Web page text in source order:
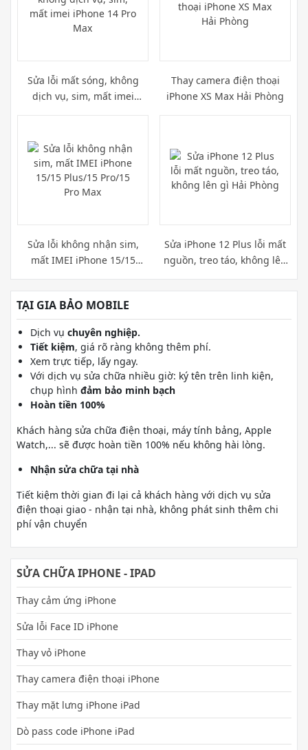
Sửa lỗi mất sóng, không
dịch vụ, sim, mất imei
Thay camera điện thoại
iPhone XS Max Hải Phòng
Sửa lỗi không nhận sim,
mất IMEI iPhone 15/15
Plus/15 Pro/15 Pro Max
Sửa iPhone 12 Plus lỗi mất
nguồn, treo táo, không lên
gì Hải Phòng
TẠI GIA BẢO MOBILE
Dịch vụ chuyên nghiệp.
Tiết kiệm, giá rõ ràng không thêm phí.
Xem trực tiếp, lấy ngay.
Với dịch vụ sửa chữa nhiều giờ: ký tên trên linh kiện,
chụp hình đảm bảo minh bạch
Hoàn tiền 100%
Khách hàng sửa chữa điện thoại, máy tính bảng, Apple
Watch,... sẽ được hoàn tiền 100% nếu không hài lòng.
Nhận sửa chữa tại nhà
Tiết kiệm thời gian đi lại cả khách hàng với dịch vụ sửa
điện thoại giao - nhận tại nhà, không phát sinh thêm chi
phí vận chuyển
SỬA CHỮA IPHONE - IPAD
Thay cảm ứng iPhone
Sửa lỗi Face ID iPhone
Thay vỏ iPhone
Thay camera điện thoại iPhone
Thay mặt lưng iPhone iPad
Dò pass code iPhone iPad